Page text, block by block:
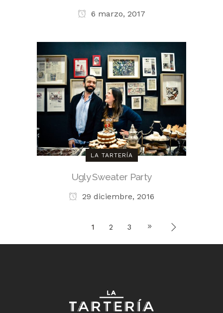
6 marzo, 2017
LA TARTERÍA
Ugly Sweater Party
29 diciembre, 2016
1 2 3